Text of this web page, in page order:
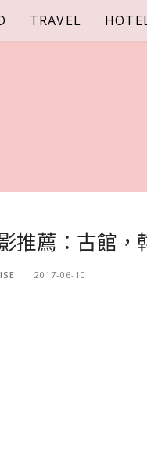
TRAVEL
推薦：古館
2017-06-10